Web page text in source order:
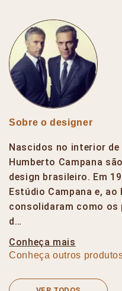
Sobre o designer
Nascidos no interior de
Humberto Campana
design brasileiro. Em
Estúdio Campana e,
consolidaram como os
d…
Conheça mais
Conheça outros